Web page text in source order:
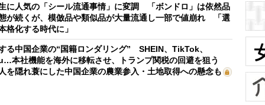
に人気の「シール流通事情」に変調 「ボンドロ」は依然品
が続くが、模倣品や類似品が大量流通し一部で値崩れ 「選
格化する時代に」
る中国企業の“国籍ロンダリング” SHEIN、TikTok、
本社機能を海外に移転させ、トランプ関税の回避を狙う
を隠れ蓑にした中国企業の農業参入・土地取得への懸念も